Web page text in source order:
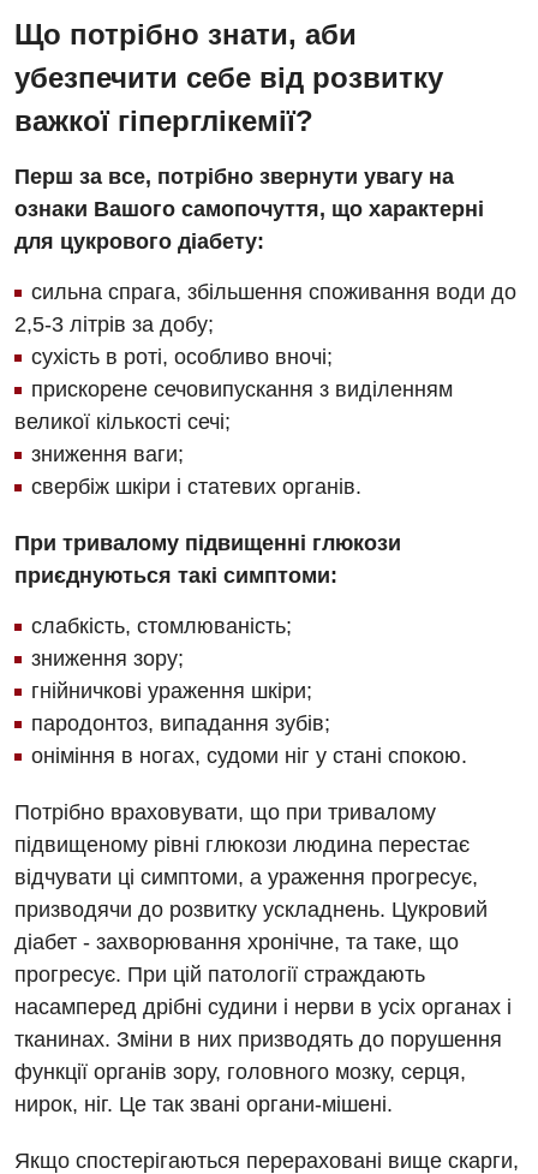
Вакансії
Заходи БПР
Інтернатура
Безкоштовні операції
Програма лояльності
Відгуки
Діагностика
Ангіографічні дослідження
Діагностичне відділення
Комп’ютерна томографія
Магнітно-резонансна томографія
Мамографія
Нейросонографія
Рентгенографія
УЗД
Відділ госпіталізації
Відділення кардіосудинної патології та неврології
Відділення невідкладних станів
Відділення інтенсивної терапії
Гінекологічне відділення
Денний стаціонар
Діагностичне відділення
Ендоскопічне відділення
Онкологічне відділлення
Декларування
Лікування гострого інфаркту
Що потрібно знати, аби
убезпечити себе від розвитку
важкої гіперглікемії?
Перш за все, потрібно звернути увагу на
ознаки Вашого самопочуття, що характерні
для цукрового діабету:
сильна спрага, збільшення споживання води до
2,5-3 літрів за добу;
cухість в роті, особливо вночі;
прискорене сечовипускання з виділенням
великої кількості сечі;
зниження ваги;
свербіж шкіри і статевих органів.
При тривалому підвищенні глюкози
приєднуються такі симптоми:
слабкість, стомлюваність;
зниження зору;
гнійничкові ураження шкіри;
пародонтоз, випадання зубів;
оніміння в ногах, судоми ніг у стані спокою.
Потрібно враховувати, що при тривалому
підвищеному рівні глюкози людина перестає
відчувати ці симптоми, а ураження прогресує,
призводячи до розвитку ускладнень. Цукровий
діабет - захворювання хронічне, та таке, що
прогресує. При цій патології страждають
насамперед дрібні судини і нерви в усіх органах і
тканинах. Зміни в них призводять до порушення
функції органів зору, головного мозку, серця,
нирок, ніг. Це так звані органи-мішені.
Якщо спостерігаються перераховані вище скарги,